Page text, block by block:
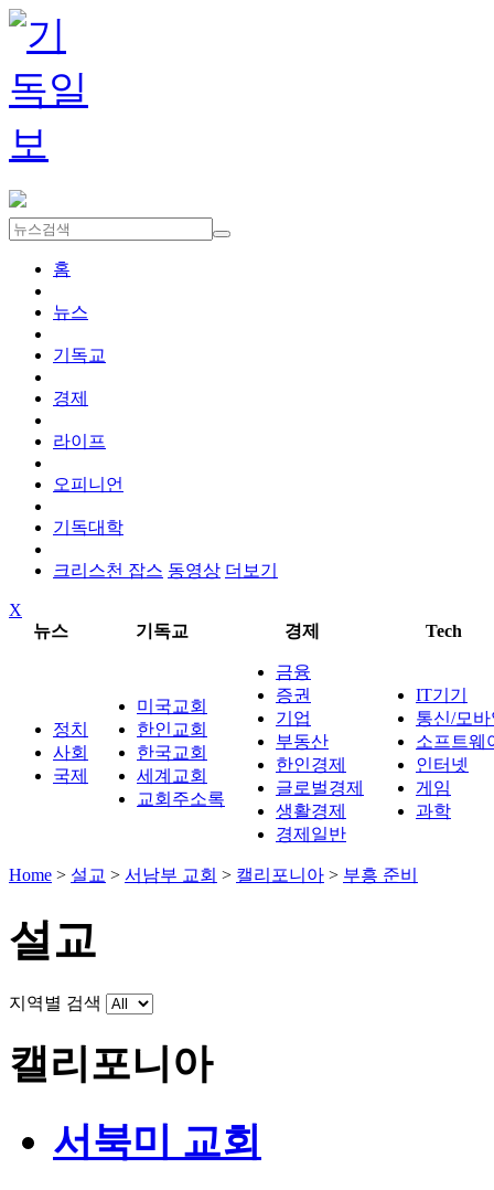
홈
뉴스
기독교
경제
라이프
오피니언
기독대학
크리스천 잡스 동영상 더보기
X
뉴스
기독교 경제 Tech
정치
사회
국제
미국교회
한인교회
한국교회
세계교회
교회주소록
금융
증권
기업
부동산
한인경제
글로벌경제
생활경제
경제일반
IT기기
통신/모
소프트웨
인터넷
게임
과학
Home > 설교 > 서남부 교회 > 캘리포니아 > 부흥 준비
설교
지역별 검색
캘리포니아
서북미 교회